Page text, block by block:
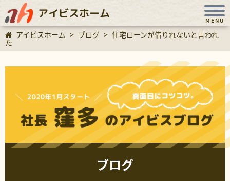
アイビスホーム
MENU
アイビスホーム > ブログ > 住宅ローンが借りれないと言われ
た
ブログ